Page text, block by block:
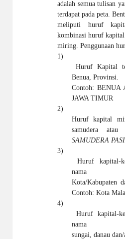
adalah semua tulisan
terdapat pada peta.
meliputi huruf
kombinasi huruf
miring. Penggunaan
1)
Huruf Kapital
Benua, Provinsi.
Contoh: BENUA
JAWA TIMUR
2)
Huruf kapital
samudera atau
SAMUDERA
3)
Huruf kapital-
nama
Kota/Kabupaten
Contoh: Kota
4)
Huruf kapital-
nama
sungai, danau